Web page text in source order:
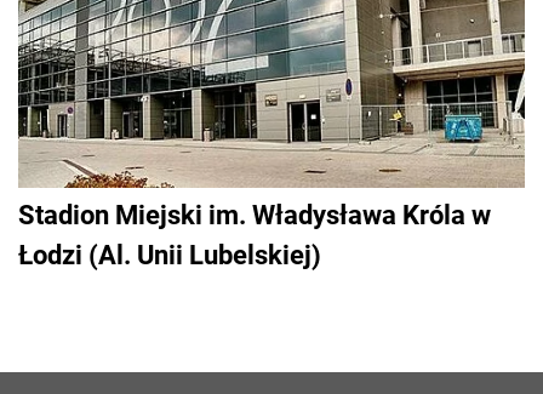
Stadion Miejski im. Władysława Króla w
Łodzi (Al. Unii Lubelskiej)